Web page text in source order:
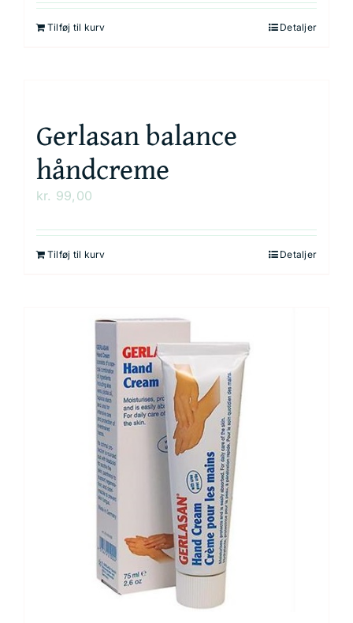
Tilføj til kurv Detaljer
Gerlasan balance
håndcreme
kr. 99,00
Tilføj til kurv Detaljer